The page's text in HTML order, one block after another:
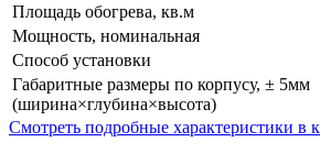
Площадь обогрева, кв.м
Мощность, номинальная
Способ установки
Габаритные размеры по корпусу, ± 5мм
(ширина×глубина×высота)
Смотреть подробные характеристики в